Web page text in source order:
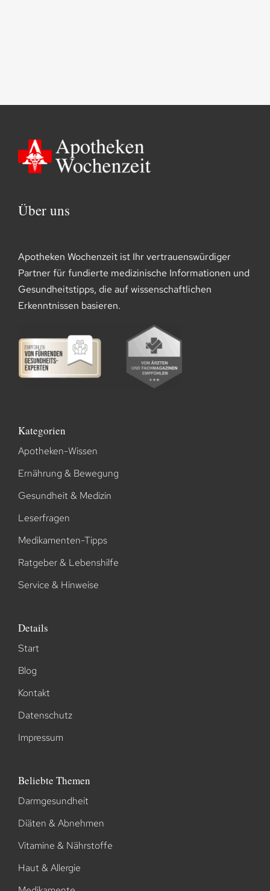
Über uns
Apotheken Wochenzeit ist Ihr vertrauenswürdiger
Partner für fundierte medizinische Informationen und
Gesundheitstipps, die auf wissenschaftlichen
Erkenntnissen basieren.
Kategorien
Apotheken-Wissen
Ernährung & Bewegung
Gesundheit & Medizin
Leserfragen
Medikamenten-Tipps
Ratgeber & Lebenshilfe
Service & Hinweise
Details
Start
Blog
Kontakt
Datenschutz
Impressum
Beliebte Themen
Darmgesundheit
Diäten & Abnehmen
Vitamine & Nährstoffe
Haut & Allergie